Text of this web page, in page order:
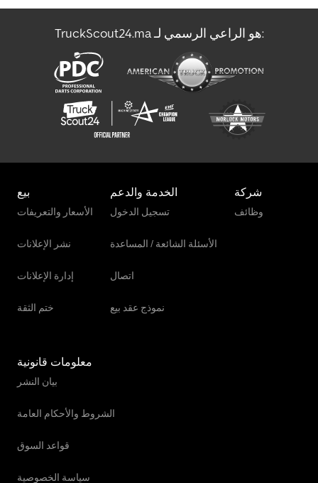
New Holland B110C Tc
Yanmar V80
TruckScout24.ma هو الراعي الرسمي لـ:
بيع
الأسعار والتعريفات
نشر الإعلانات
إدارة الإعلانات
ختم الثقة
الخدمة والدعم
تسجيل الدخول
الأسئلة الشائعة / المساعدة
اتصال
نموذج عقد بيع
شركة
وظائف
معلومات قانونية
بيان النشر
الشروط والأحكام العامة
قواعد السوق
سياسة الخصوصية